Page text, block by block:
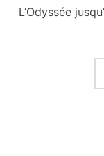
L’Odyssée